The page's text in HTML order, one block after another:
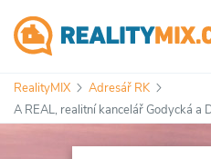
RealityMIX
Adresář RK
A REAL, realitní kancelář Godycká a